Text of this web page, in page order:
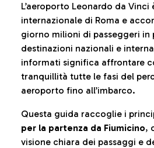
L’aeroporto Leonardo da
internazionale di Roma e
giorno milioni di passeggeri in
destinazioni nazionali e
informati significa affrontare
tranquillità tutte le fasi del
aeroporto fino all’imbarco.
Questa guida raccoglie i
per la partenza da Fiumicino,
visione chiara dei passaggi e